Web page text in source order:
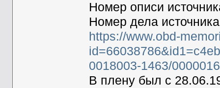
Номер описи
Номер дела
https://www.obd-
0018003-1463/
В плену был с